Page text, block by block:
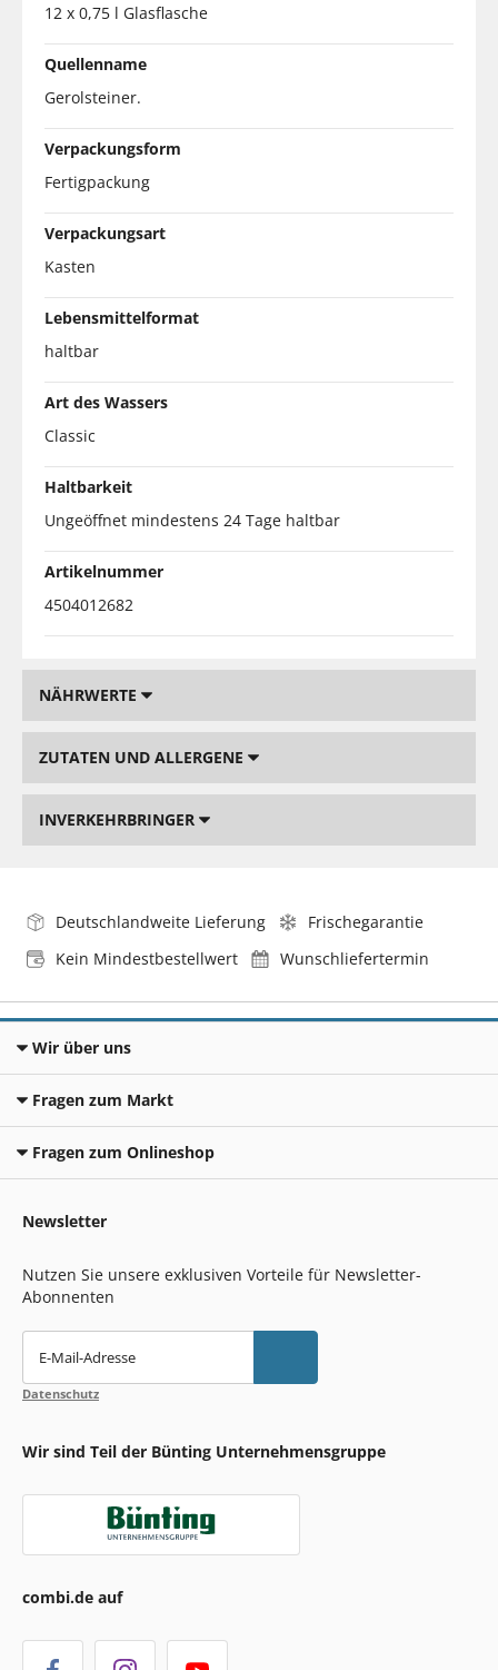
12 x 0,75 l Glasflasche
Quellenname
Gerolsteiner.
Verpackungsform
Fertigpackung
Verpackungsart
Kasten
Lebensmittelformat
haltbar
Art des Wassers
Classic
Haltbarkeit
Ungeöffnet mindestens 24 Tage haltbar
Artikelnummer
4504012682
NÄHRWERTE
ZUTATEN UND ALLERGENE
INVERKEHRBRINGER
Deutschlandweite Lieferung
Frischegarantie
Kein Mindestbestellwert
Wunschliefertermin
Wir über uns
Fragen zum Markt
Fragen zum Onlineshop
Newsletter
Nutzen Sie unsere exklusiven Vorteile für Newsletter-
Abonnenten
E-Mail-Adresse
Datenschutz
Wir sind Teil der Bünting Unternehmensgruppe
combi.de auf